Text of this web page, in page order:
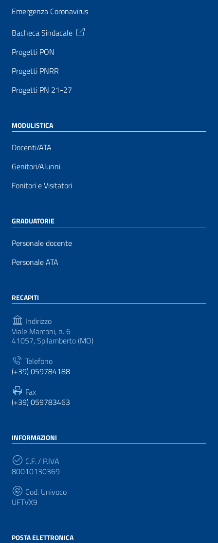
Emergenza Coronavirus
Bacheca Sindacale
Progetti PON
Progetti PNRR
Progetti PN 21-27
MODULISTICA
Docenti/ATA
Genitori/Alunni
Fonitori e Visitatori
GRADUATORIE
Personale docente
Personale ATA
RECAPITI
Indirizzo
Viale Marconi, n. 6
41057, Spilamberto (MO)
Telefono
(+39) 059784188
Fax
(+39) 059783463
INFORMAZIONI
C.F. / P.IVA
80010130369
Cod. Univoco
UFTVX9
POSTA ELETTRONICA